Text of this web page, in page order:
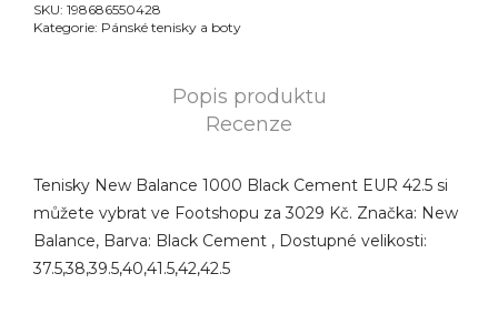
SKU: 198686550428
Kategorie: Pánské tenisky a boty
Popis produktu
Recenze
Tenisky New Balance 1000 Black Cement EUR 42.5 si
můžete vybrat ve Footshopu za 3029 Kč. Značka: New
Balance, Barva: Black Cement , Dostupné velikosti:
37.5,38,39.5,40,41.5,42,42.5